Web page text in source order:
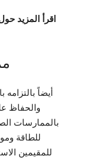
اقرأ المزيد
والحفاظ
بالممارسات
للطاقة
للمقيمين